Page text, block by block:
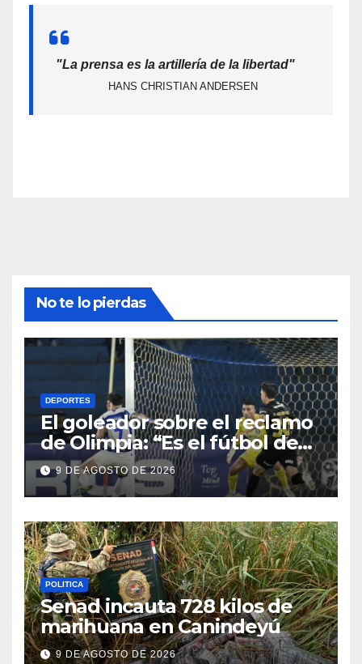
"La prensa es la artillería de la libertad"
HANS CHRISTIAN ANDERSEN
No te lo pierdas
DEPORTES
El goleador sobre el reclamo
de Olimpia: “Es el fútbol de
hoy y hay que adaptarnos a
eso”
9 DE AGOSTO DE 2026
POLITICA
Senad incauta 728 kilos de
marihuana en Canindeyú
9 DE AGOSTO DE 2026